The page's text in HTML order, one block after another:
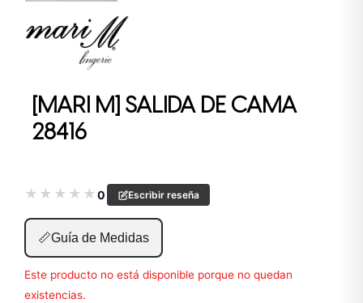
[MARI M] SALIDA DE CAMA
28416
★ ★ ★ ★ ★0 Escribir reseña
📏Guía de Medidas
Este producto no está disponible porque no quedan
existencias.